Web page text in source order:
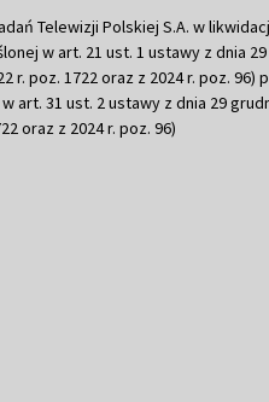
Telewizji Polskiej S.A. w
w art. 21 ust. 1 ustawy z dnia 29
r. poz. 1722 oraz z 2024 r. poz.
art. 31 ust. 2 ustawy z dnia 29
oraz z 2024 r. poz. 96)